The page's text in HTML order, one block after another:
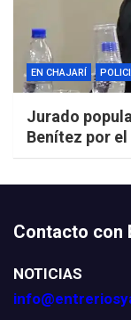
EN CHAJARÍ
Jurado
Benítez por
Contacto con
NOTICIAS